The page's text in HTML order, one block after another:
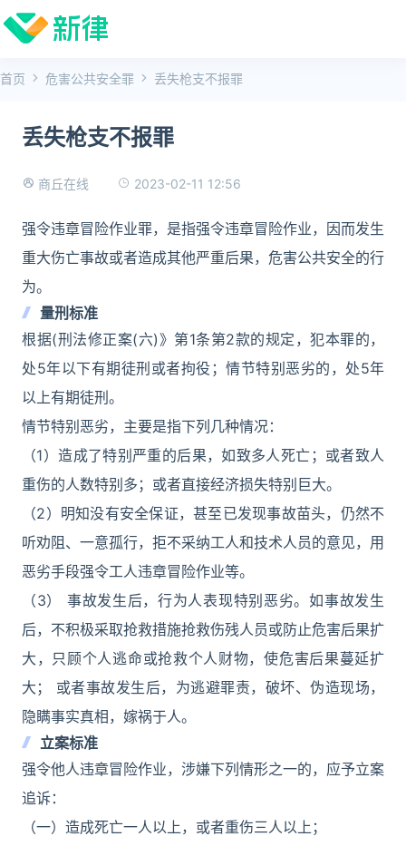
首页 危害公共安全罪 丢失枪支不报罪
丢失枪支不报罪
商丘在线 2023-02-11 12:56
强令违章冒险作业罪，是指强令违章冒险作业，因而发生
重大伤亡事故或者造成其他严重后果，危害公共安全的行
为。
量刑标准
根据(刑法修正案(六)》第1条第2款的规定，犯本罪的，
处5年以下有期徒刑或者拘役；情节特别恶劣的，处5年
以上有期徒刑。
情节特别恶劣，主要是指下列几种情况：
（1）造成了特别严重的后果，如致多人死亡；或者致人
重伤的人数特别多；或者直接经济损失特别巨大。
（2）明知没有安全保证，甚至已发现事故苗头，仍然不
听劝阻、一意孤行，拒不采纳工人和技术人员的意见，用
恶劣手段强令工人违章冒险作业等。
（3） 事故发生后，行为人表现特别恶劣。如事故发生
后，不积极采取抢救措施抢救伤残人员或防止危害后果扩
大，只顾个人逃命或抢救个人财物，使危害后果蔓延扩
大； 或者事故发生后，为逃避罪责，破坏、伪造现场，
隐瞒事实真相，嫁祸于人。
立案标准
强令他人违章冒险作业，涉嫌下列情形之一的，应予立案
追诉：
（一）造成死亡一人以上，或者重伤三人以上；